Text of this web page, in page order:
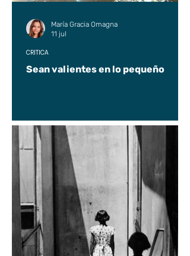
Sean valientes en lo pequeño
CRÍTICA
María Gracia Omagna
11 jul